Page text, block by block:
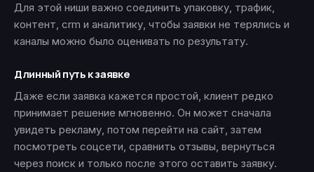
Для этой ниши важно соединить упаковку, трафик,
контент, crm и аналитику, чтобы заявки не терялись и
каналы можно было оценивать по результату.
Длинный путь к заявке
Даже если заявка кажется простой, клиент редко
принимает решение мгновенно. Он может сначала
увидеть рекламу, потом перейти на сайт, затем
посмотреть соцсети, сравнить отзывы, вернуться
через поиск и только после этого оставить заявку.